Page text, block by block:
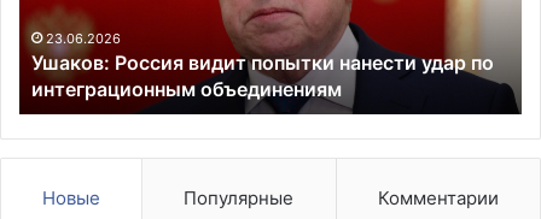
что
Трамп
видит
нём
сына
15.03.2026
Дмитриев прокомментировал слова Зеленского
о том, что Трамп видит в нём сына
1
Новые Популярные Комментарии